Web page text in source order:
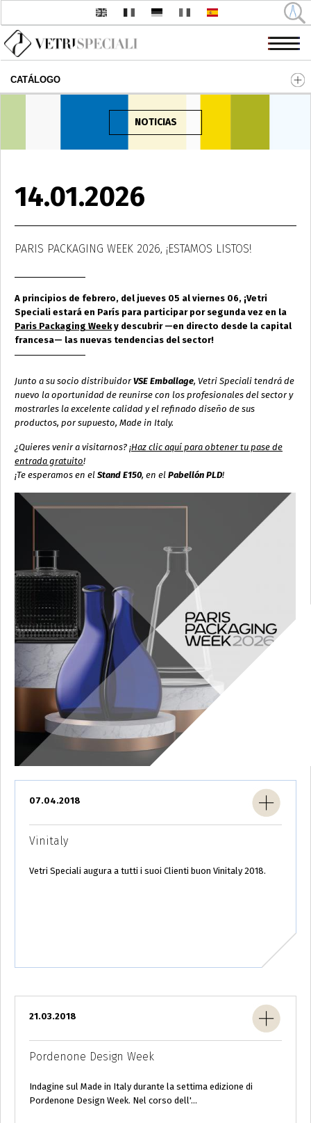
NOTICIAS
CATÁLOGO
14.01.2026
PARIS PACKAGING WEEK 2026, ¡ESTAMOS LISTOS!
A principios de febrero, del jueves 05 al viernes 06, ¡Vetri
Speciali estará en París para participar por segunda vez en la
Paris Packaging Weeky descubrir —en directo desde la capital
francesa— las nuevas tendencias del sector!
Junto a su socio distribuidorVSE Emballage, Vetri Speciali tendrá de
nuevo la oportunidad de reunirse con los profesionales del sector y
mostrarles la excelente calidad y el refinado diseño de sus
productos, por supuesto, Made in Italy.
¿Quieres venir a visitarnos? ¡Haz clic aquí para obtener tu pase de
entrada gratuito!
¡Te esperamos en el Stand E150, en el Pabellón PLD!
07.04.2018
Vinitaly
Vetri Speciali augura a tutti i suoi Clienti buon Vinitaly 2018.
21.03.2018
Pordenone Design Week
Indagine sul Made in Italy durante la settima edizione di
Pordenone Design Week. Nel corso dell'...